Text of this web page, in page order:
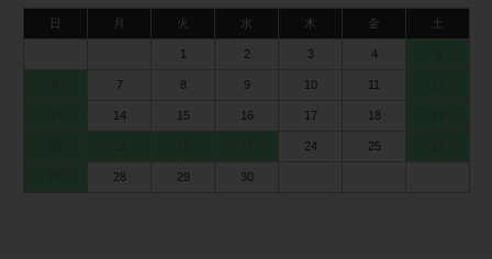
日 月 火 水 木 金
1 2 3 4
7 8 9 10 11
14 15 16 17 18
24 25
28 29 30